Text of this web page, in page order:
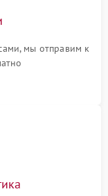
мы отправим к